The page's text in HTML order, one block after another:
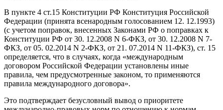
В пункте 4 ст.15 Конституции РФ Конституция Российской
Федерации (принята всенародным голосованием 12. 12.1993)
(с учетом поправок, внесенных Законами РФ о поправках к
Конституции РФ от 30. 12.2008 N 6-ФКЗ, от 30. 12.2008 N 7-
ФКЗ, от 05. 02.2014 N 2-ФКЗ, от 21. 07.2014 N 11-ФКЗ), ст. 15
определяется, что в случаях, когда «международным
договором Российской Федерации установлены иные
правила, чем предусмотренные законом, то применяются
правила международного договора».
Это подтверждает безусловный вывод о приоритете